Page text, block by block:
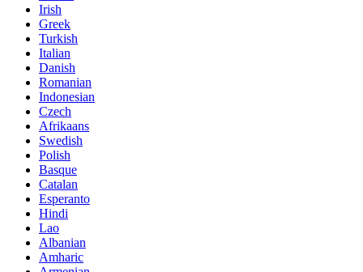
Irish
Greek
Turkish
Italian
Danish
Romanian
Indonesian
Czech
Afrikaans
Swedish
Polish
Basque
Catalan
Esperanto
Hindi
Lao
Albanian
Amharic